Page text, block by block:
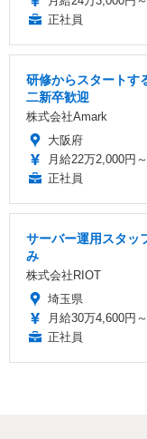
正社員
研修からスタートす
二新卒歓迎
株式会社Amark
大阪府
月給22万2,000円
正社員
サーバー運用スタッ
み
株式会社RIOT
埼玉県
月給30万4,600円
正社員